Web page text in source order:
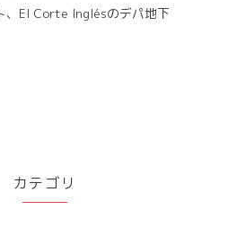
、El Corte Inglésのデパ地下
カテゴリ